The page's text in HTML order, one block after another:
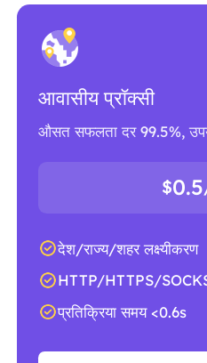
आवासीय प्रॉक्सी
औसत सफलता दर 99.5%,
$0.5
देश/राज्य/शहर लक्ष्यीकरण
HTTP/HTTPS/
प्रतिक्रिया समय <0.6s